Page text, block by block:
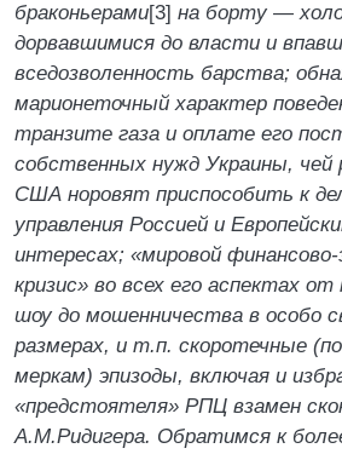
браконьерами[3] на борту —
дорвавшимися до власти и
вседозволенность барства;
марионеточный характер
транзите газа и оплате его
собственных нужд Украины, чей
США норовят приспособить к
управления Россией и
интересах; «мировой финансово-
кризис» во всех его аспектах от
шоу до мошенничества в особо
размерах, и т.п. скоротечные
меркам) эпизоды, включая и
«предстоятеля» РПЦ взамен
А.М.Ридигера. Обратимся к